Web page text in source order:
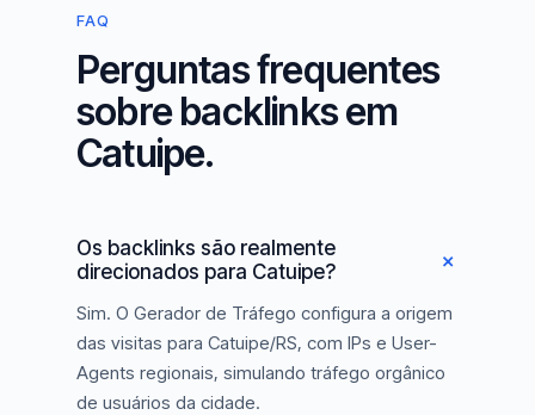
FAQ
Perguntas frequentes
sobre backlinks em
Catuipe.
Os backlinks são realmente
direcionados para Catuipe?
Sim. O Gerador de Tráfego configura a origem
das visitas para Catuipe/RS, com IPs e User-
Agents regionais, simulando tráfego orgânico
de usuários da cidade.